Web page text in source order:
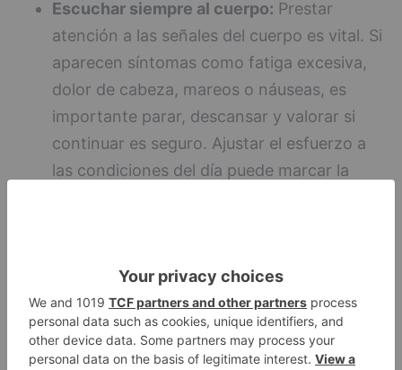
Escuchar siempre al cuerpo: Prestar
atención a las señales del cuerpo es vital. Si
aparecen síntomas como fatiga excesiva,
dolor de cabeza, mareos o náuseas, es
importante parar, descansar y valorar si
continuar es seguro. Ajustar el esfuerzo a
las condiciones del día puede marcar la
En verano es fundamental evitar las horas de
mayor exposición solar y temperatura elevada.
Lo más recomendable es entrenar a primera
hora de la mañana o al final del día, cuando el